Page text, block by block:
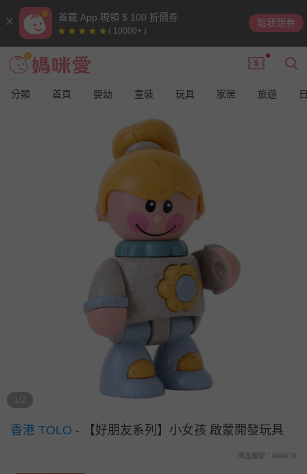
首載 App 現領 $ 100 折價券
( 10000+ )
點我領券
分類 首頁 嬰幼 童裝 玩具 家居 旅遊
1/2
香港 TOLO - 【好朋友系列】小女孩 啟蒙開發玩具
商品編號：980476